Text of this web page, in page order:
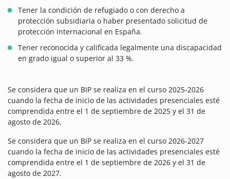
Tener la condición de refugiado o con derecho a
protección subsidiaria o haber presentado solicitud de
protección internacional en España.
Tener reconocida y calificada legalmente una discapacidad
en grado igual o superior al 33 %.
Se considera que un BIP se realiza en el curso 2025-2026
cuando la fecha de inicio de las actividades presenciales esté
comprendida entre el 1 de septiembre de 2025 y el 31 de
agosto de 2026.
Se considera que un BIP se realiza en el curso 2026-2027
cuando la fecha de inicio de las actividades presenciales esté
comprendida entre el 1 de septiembre de 2026 y el 31 de
agosto de 2027.